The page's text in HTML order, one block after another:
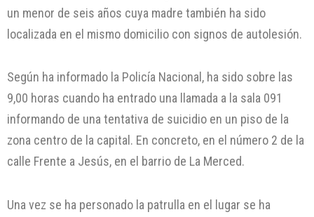
un menor de seis años cuya madre también ha sido
localizada en el mismo domicilio con signos de autolesión.
Según ha informado la Policía Nacional, ha sido sobre las
9,00 horas cuando ha entrado una llamada a la sala 091
informando de una tentativa de suicidio en un piso de la
zona centro de la capital. En concreto, en el número 2 de la
calle Frente a Jesús, en el barrio de La Merced.
Una vez se ha personado la patrulla en el lugar se ha